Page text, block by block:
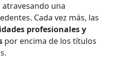
atravesando una
Cada vez más, las
profesionales y
por encima de los títulos